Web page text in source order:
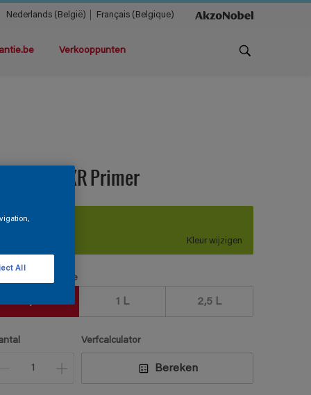
Nederlands (België) Français (Belgique)
Verkooppunten
XR Primer
H6.59.65
Kleur wijzigen
1 L 2,5 L
Verfcalculator
Bereken
All